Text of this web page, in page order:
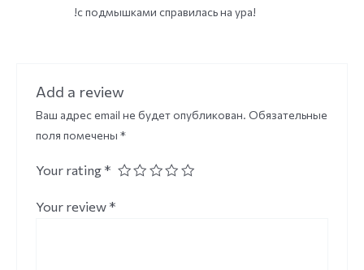
!с подмышками справилась на ура!
Add a review
Ваш адрес email не будет опубликован. Обязательные
поля помечены *
Your rating *
Your review *